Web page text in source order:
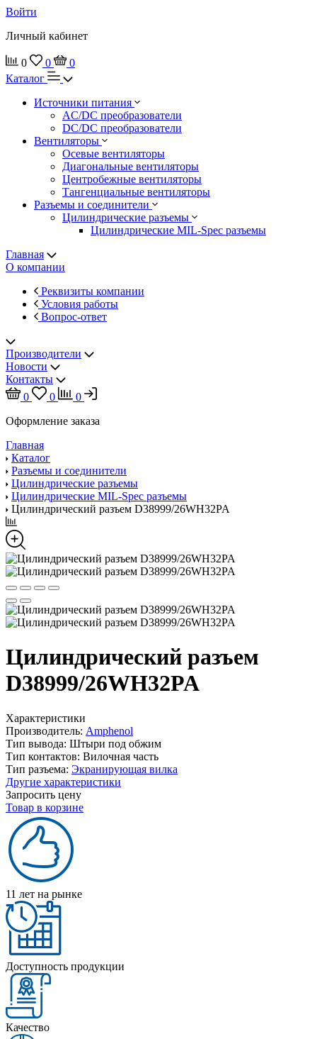
Войти
Личный кабинет
0 0
0
Каталог
Источники питания
AC/DC преобразователи
DC/DC преобразователи
Вентиляторы
Осевые вентиляторы
Диагональные вентиляторы
Центробежные вентиляторы
Тангенциальные вентиляторы
Разъемы и соединители
Цилиндрические разъемы
Цилиндрические MIL-Spec разъемы
Главная
О компании
Реквизиты компании
Условия работы
Вопрос-ответ
Производители
Новости
Контакты
0
0
0
Оформление заказа
Главная
Каталог
Разъемы и соединители
Цилиндрические разъемы
Цилиндрические MIL-Spec разъемы
Цилиндрический разъем D38999/26WH32PA
Цилиндрический разъем
D38999/26WH32PA
Характеристики
Производитель: Amphenol
Тип вывода: Штыри под обжим
Тип контактов: Вилочная часть
Тип разъема: Экранирующая вилка
Другие характеристики
Запросить цену
Товар в корзине
11 лет на рынке
Доступность продукции
Качество